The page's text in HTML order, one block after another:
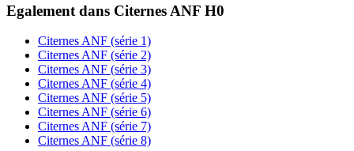
Egalement dans Citernes ANF H0
Citernes ANF (série 1)
Citernes ANF (série 2)
Citernes ANF (série 3)
Citernes ANF (série 4)
Citernes ANF (série 5)
Citernes ANF (série 6)
Citernes ANF (série 7)
Citernes ANF (série 8)